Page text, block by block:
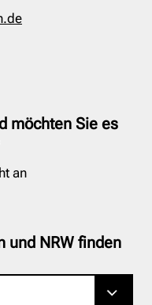
möchten Sie es
an
und NRW finden